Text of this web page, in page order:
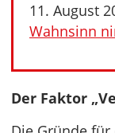
11. August
Wahnsinn
Der Faktor